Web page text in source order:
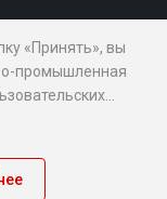
«Принять», вы
промышленная